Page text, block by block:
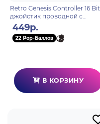
Retro Genesis Controller 16 Bit
джойстик проводной с
кнопкой Mode
449р.
22 Pop-Баллов
В КОРЗИНУ